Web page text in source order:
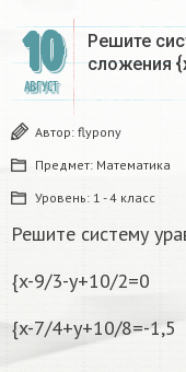
10
АВГУСТ
Решите
сложения
Автор: flypony
Предмет: Математика
Уровень: 1 - 4 класс
Решите систему
{x-9/3-y+10/2=0
{x-7/4+y+10/8=-1,5